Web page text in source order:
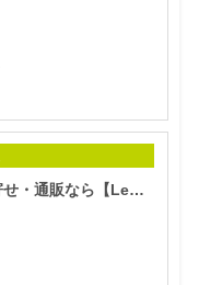
チーズケーキやスイーツのお取り寄せ・通販なら【LeTAO（ルタオ）】